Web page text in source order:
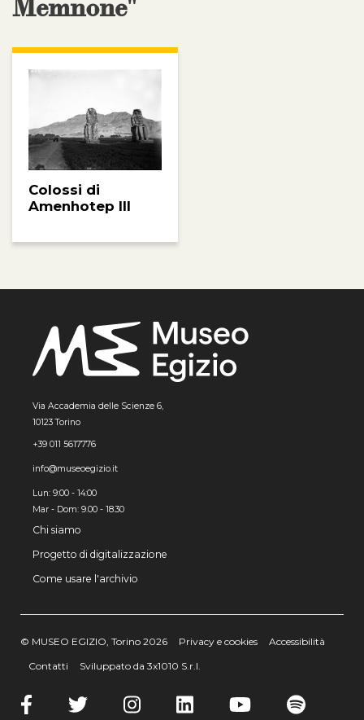
Memnone"
Colossi di
Amenhotep III
Via Accademia delle Scienze 6,
10123 Torino
+39 011 5617776
info@museoegizio.it
Lun: 9:00 - 14:00
Mar - Dom: 9.00 - 18.30
Chi siamo
Progetto di digitalizzazione
Come usare l'archivio
© MUSEO EGIZIO, Torino 2026 Privacy e cookies
Accessibilità
Contatti
Sviluppato da 3x1010 S.r.l.